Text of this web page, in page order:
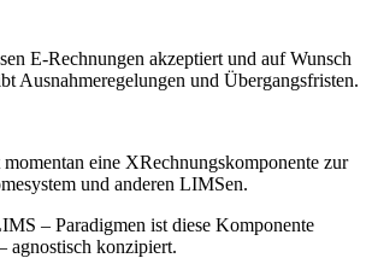
E-Rechnungen akzeptiert und auf Wunsch
Ausnahmeregelungen und Übergangsfristen.
eine XRechnungskomponente zur
und anderen LIMSen.
– Paradigmen ist diese Komponente
agnostisch konzipiert.